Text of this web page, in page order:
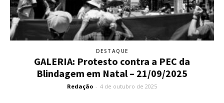
DESTAQUE
GALERIA: Protesto contra a PEC da
Blindagem em Natal – 21/09/2025
Redação - 4 de outubro de 2025